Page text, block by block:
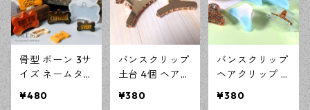
骨型 ボーン 3サ
イズ ネームタ
ールド レジン
¥480
バンスクリップ
土台 4個 ヘアク
ゴールド ハン
¥380
バンスクリップ
ヘアクリップ 6
ールド レジン
¥380